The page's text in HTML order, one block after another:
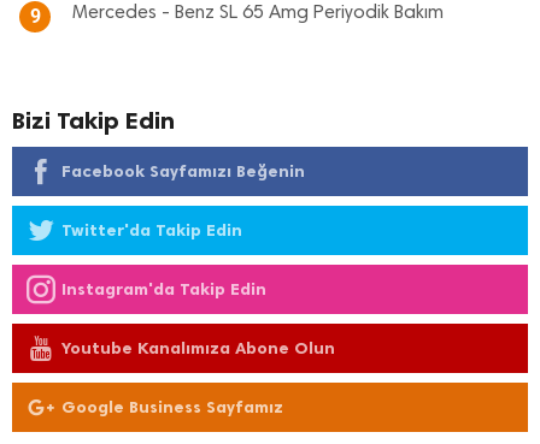
9 Mercedes - Benz SL 65 Amg Periyodik Bakım
Bizi Takip Edin
Facebook Sayfamızı Beğenin
Twitter'da Takip Edin
Instagram'da Takip Edin
Youtube Kanalımıza Abone Olun
Google Business Sayfamız